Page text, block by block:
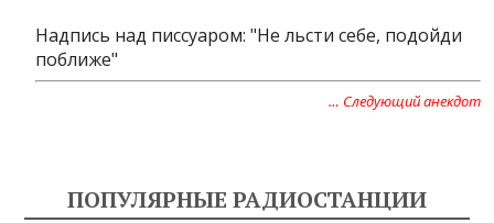
Надпись над писсуаром: "Не льсти себе, подойди
поближе"
… Следующий анекдот
ПОПУЛЯРНЫЕ РАДИОСТАНЦИИ